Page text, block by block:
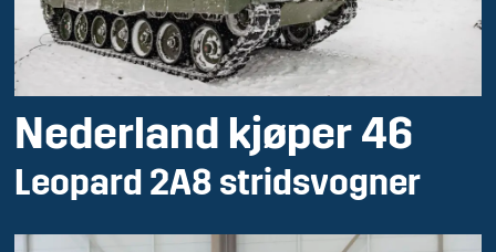
Nederland kjøper 46
Leopard 2A8 stridsvogner